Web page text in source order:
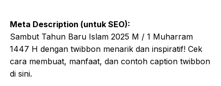
Meta Description (untuk SEO):
Sambut Tahun Baru Islam 2025 M / 1 Muharram
1447 H dengan twibbon menarik dan inspiratif! Cek
cara membuat, manfaat, dan contoh caption twibbon
di sini.